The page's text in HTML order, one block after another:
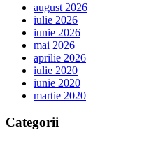
august 2026
iulie 2026
iunie 2026
mai 2026
aprilie 2026
iulie 2020
iunie 2020
martie 2020
Categorii